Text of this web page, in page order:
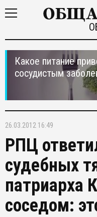
Какое питание
сосудистым
26.03.2012 16:49
РПЦ
судебных
патриарха
соседом: